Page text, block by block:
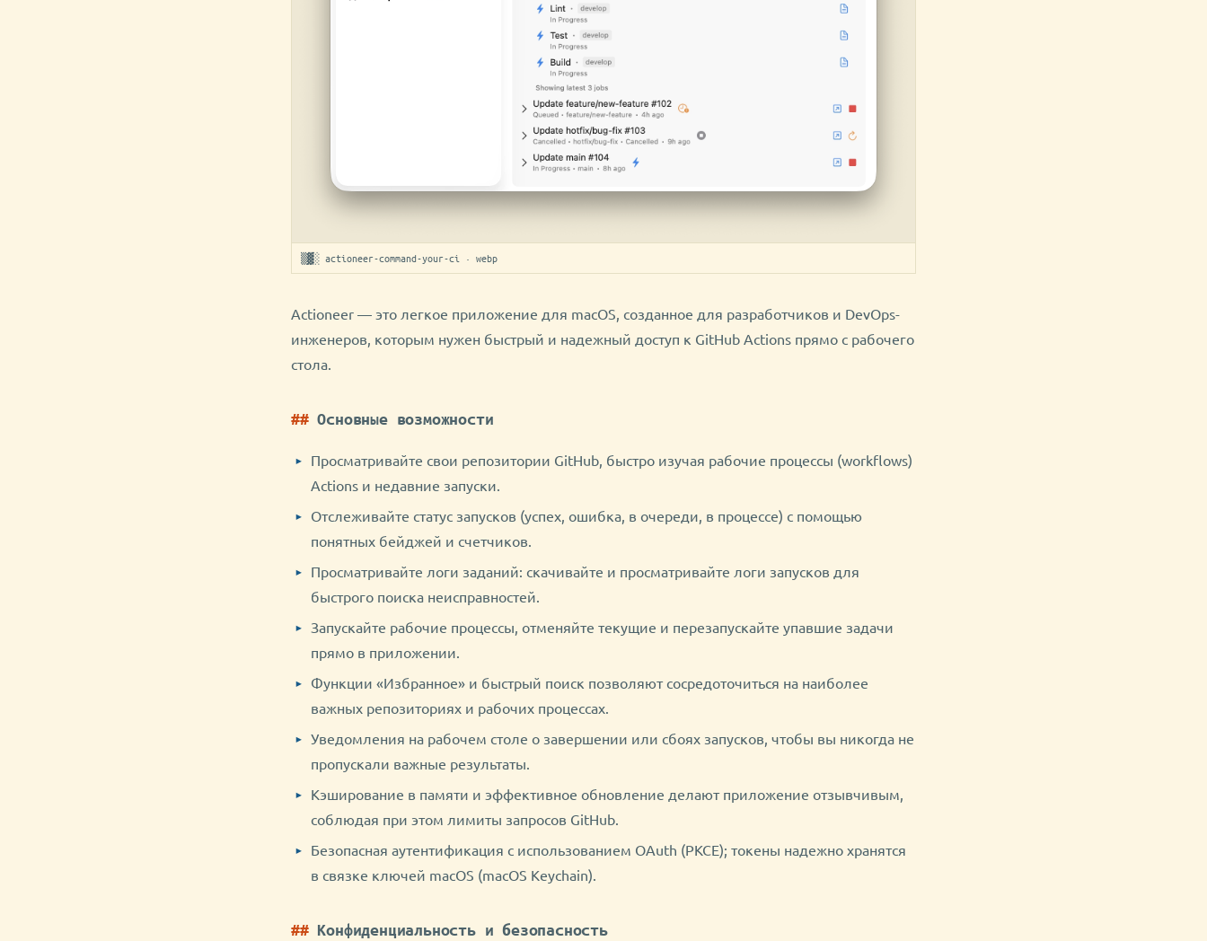
▒▓░ actioneer-command-your-ci · webp
Actioneer — это легкое приложение для macOS, созданное для разработчиков и DevOps-
инженеров, которым нужен быстрый и надежный доступ к GitHub Actions прямо с рабочего
стола.
Основные возможности
Просматривайте свои репозитории GitHub, быстро изучая рабочие процессы (workflows)
Actions и недавние запуски.
Отслеживайте статус запусков (успех, ошибка, в очереди, в процессе) с помощью
понятных бейджей и счетчиков.
Просматривайте логи заданий: скачивайте и просматривайте логи запусков для
быстрого поиска неисправностей.
Запускайте рабочие процессы, отменяйте текущие и перезапускайте упавшие задачи
прямо в приложении.
Функции «Избранное» и быстрый поиск позволяют сосредоточиться на наиболее
важных репозиториях и рабочих процессах.
Уведомления на рабочем столе о завершении или сбоях запусков, чтобы вы никогда не
пропускали важные результаты.
Кэширование в памяти и эффективное обновление делают приложение отзывчивым,
соблюдая при этом лимиты запросов GitHub.
Безопасная аутентификация с использованием OAuth (PKCE); токены надежно хранятся
в связке ключей macOS (macOS Keychain).
Конфиденциальность и безопасность